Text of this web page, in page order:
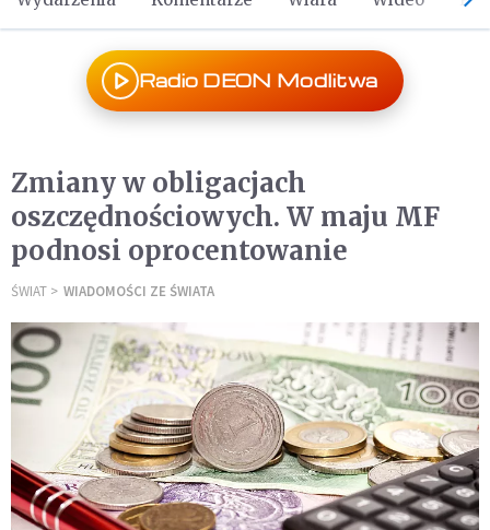
Radio DEON Modlitwa
Zmiany w obligacjach
oszczędnościowych. W maju MF
podnosi oprocentowanie
ŚWIAT WIADOMOŚCI ZE ŚWIATA